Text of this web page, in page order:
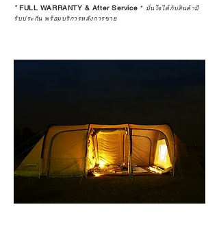
*FULL WARRANTY & After Service * มั่นใจได้กับสินค้ามี
รับประกัน พร้อมบริการหลังการขาย